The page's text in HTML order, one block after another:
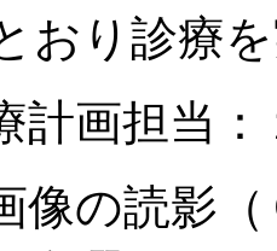
おり診療
計画担当
像の読影